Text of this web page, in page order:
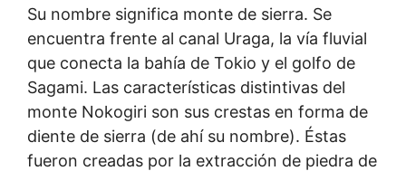
Su nombre significa monte de sierra. Se
encuentra frente al canal Uraga, la vía fluvial
que conecta la bahía de Tokio y el golfo de
Sagami. Las características distintivas del
monte Nokogiri son sus crestas en forma de
diente de sierra (de ahí su nombre). Éstas
fueron creadas por la extracción de piedra de